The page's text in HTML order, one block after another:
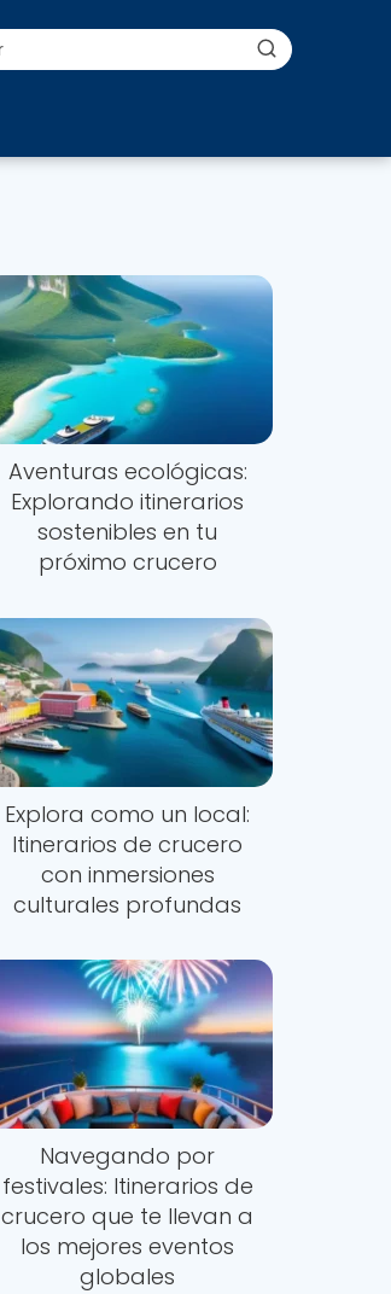
Aventuras ecológicas:
Explorando itinerarios
sostenibles en tu
próximo crucero
Explora como un local:
Itinerarios de crucero
con inmersiones
culturales profundas
Navegando por
festivales: Itinerarios de
crucero que te llevan a
los mejores eventos
globales